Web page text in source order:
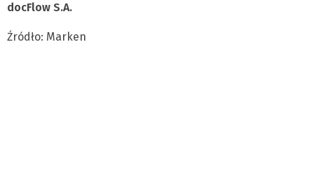
docFlow S.A.
Źródło: Marken